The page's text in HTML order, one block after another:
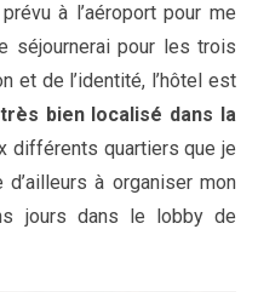
à l’aéroport pour me
séjournerai pour les trois
et de l’identité, l’hôtel est
bien localisé dans la
différents quartiers que je
à organiser mon
jours dans le lobby de